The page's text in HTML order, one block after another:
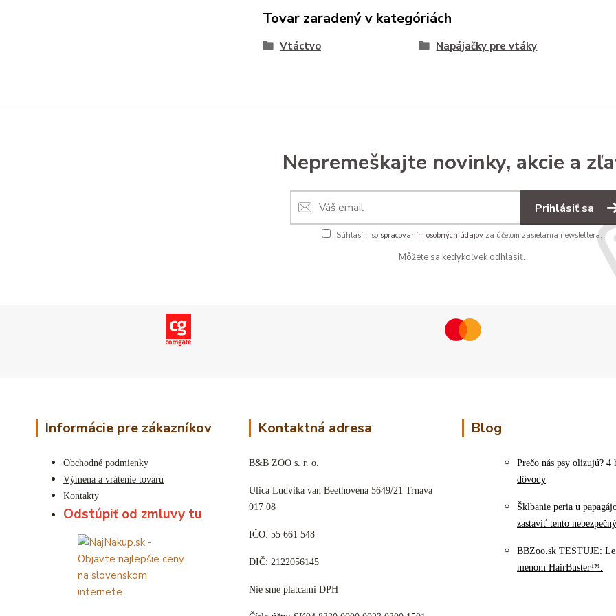
Tovar zaradený v kategóriách
Vtáctvo Napájačky pre vtáky
Nepremeškajte novinky, akcie a
Prihlásiť sa
Súhlasím so spracovaním osobných údajov za účelom zasielania newslettera.
Môžete sa kedykoľvek odhlásiť.
Informácie pre zákazníkov
Obchodné podmienky
Výmena a vrátenie tovaru
Kontakty
Odstúpiť od zmluvy tu
Kontaktná adresa
B&B ZOO s. r. o.
Ulica Ludvika van Beethovena 5649/21 Trnava
917 08
IČO: 55 661 548
DIČ: 2122056145
Nie sme platcami DPH
Blog
Prečo nás psy olizujú? 4
dôvody
Šklbanie peria u
zastaviť tento
BBZoo.sk TESTUJE:
menom HairBuster™.